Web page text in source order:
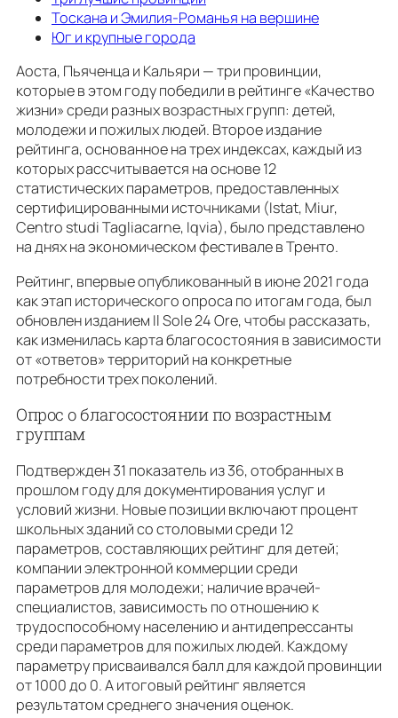
Тоскана и Эмилия-Романья на вершине
Юг и крупные города
Аоста, Пьяченца и Кальяри — три провинции,
которые в этом году победили в рейтинге «Качество
жизни» среди разных возрастных групп: детей,
молодежи и пожилых людей. Второе издание
рейтинга, основанное на трех индексах, каждый из
которых рассчитывается на основе 12
статистических параметров, предоставленных
сертифицированными источниками (Istat, Miur,
Centro studi Tagliacarne, Iqvia), было представлено
на днях на экономическом фестивале в Тренто.
Рейтинг, впервые опубликованный в июне 2021 года
как этап исторического опроса по итогам года, был
обновлен изданием Il Sole 24 Ore, чтобы рассказать,
как изменилась карта благосостояния в зависимости
от «ответов» территорий на конкретные
потребности трех поколений.
Опрос о благосостоянии по возрастным
группам
Подтвержден 31 показатель из 36, отобранных в
прошлом году для документирования услуг и
условий жизни. Новые позиции включают процент
школьных зданий со столовыми среди 12
параметров, составляющих рейтинг для детей;
компании электронной коммерции среди
параметров для молодежи; наличие врачей-
специалистов, зависимость по отношению к
трудоспособному населению и антидепрессанты
среди параметров для пожилых людей. Каждому
параметру присваивался балл для каждой провинции
от 1000 до 0. А итоговый рейтинг является
результатом среднего значения оценок.